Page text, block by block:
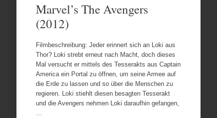
Marvel’s The Avengers
(2012)
Filmbeschreibung: Jeder erinnert sich an Loki aus
Thor? Loki strebt erneut nach Macht, doch dieses
Mal versucht er mittels des Tesserakts aus Captain
America ein Portal zu öffnen, um seine Armee auf
die Erde zu lassen und so über die Menschen zu
regieren. Loki stiehlt diesen besagten Tesserakt
und die Avengers nehmen Loki daraufhin gefangen,
…